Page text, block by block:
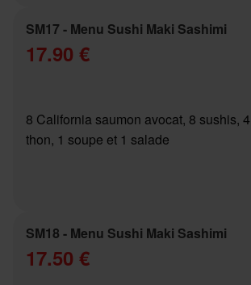
SM17 - Menu Sushi Maki Sashimi
17.90 €
8 California saumon avocat, 8 sushis,
thon, 1 soupe et 1 salade
SM18 - Menu Sushi Maki Sashimi
17.50 €